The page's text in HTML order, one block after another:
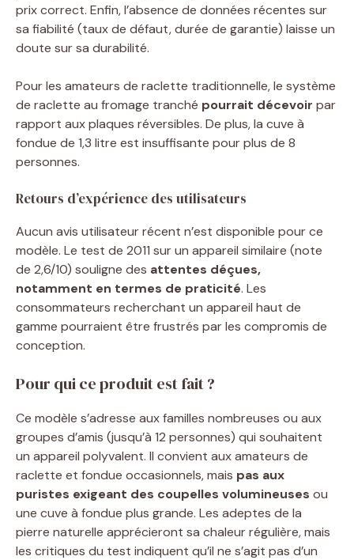
prix correct. Enfin, l’absence de données récentes sur
sa fiabilité (taux de défaut, durée de garantie) laisse un
doute sur sa durabilité.
Pour les amateurs de raclette traditionnelle, le système
de raclette au fromage tranché pourrait décevoir par
rapport aux plaques réversibles. De plus, la cuve à
fondue de 1,3 litre est insuffisante pour plus de 8
personnes.
Retours d’expérience des utilisateurs
Aucun avis utilisateur récent n’est disponible pour ce
modèle. Le test de 2011 sur un appareil similaire (note
de 2,6/10) souligne des attentes déçues,
notamment en termes de praticité. Les
consommateurs recherchant un appareil haut de
gamme pourraient être frustrés par les compromis de
conception.
Pour qui ce produit est fait ?
Ce modèle s’adresse aux familles nombreuses ou aux
groupes d’amis (jusqu’à 12 personnes) qui souhaitent
un appareil polyvalent. Il convient aux amateurs de
raclette et fondue occasionnels, mais pas aux
puristes exigeant des coupelles volumineuses ou
une cuve à fondue plus grande. Les adeptes de la
pierre naturelle apprécieront sa chaleur régulière, mais
les critiques du test indiquent qu’il ne s’agit pas d’un